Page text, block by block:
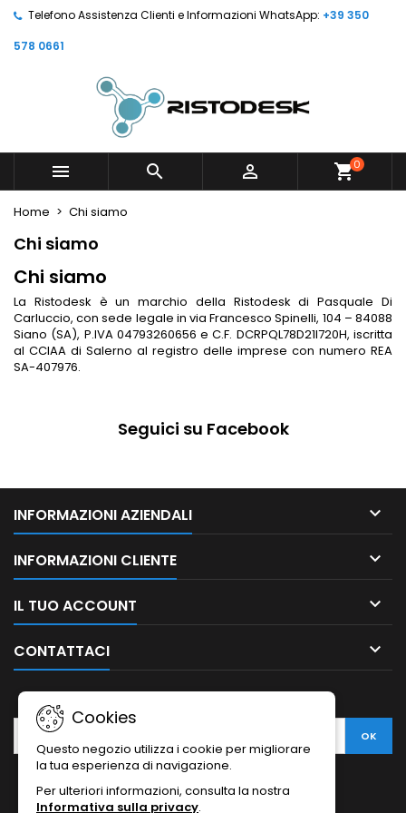
Telefono Assistenza Clienti e Informazioni WhatsApp: +39 350
578 0661
   shopping_cart0
Home Chi siamo
Chi siamo
Chi siamo
La Ristodesk è un marchio della Ristodesk di Pasquale Di
Carluccio, con sede legale in via Francesco Spinelli, 104 – 84088
Siano (SA), P.IVA 04793260656 e C.F. DCRPQL78D21I720H, iscritta
al CCIAA di Salerno al registro delle imprese con numero REA
SA-407976.
Seguici su Facebook
INFORMAZIONI AZIENDALI 
INFORMAZIONI CLIENTE 
IL TUO ACCOUNT 
CONTATTACI 
Cookies
Questo negozio utilizza i cookie per migliorare
la tua esperienza di navigazione.
Per ulteriori informazioni, consulta la nostra
Informativa sulla privacy.
NEWSLETTER